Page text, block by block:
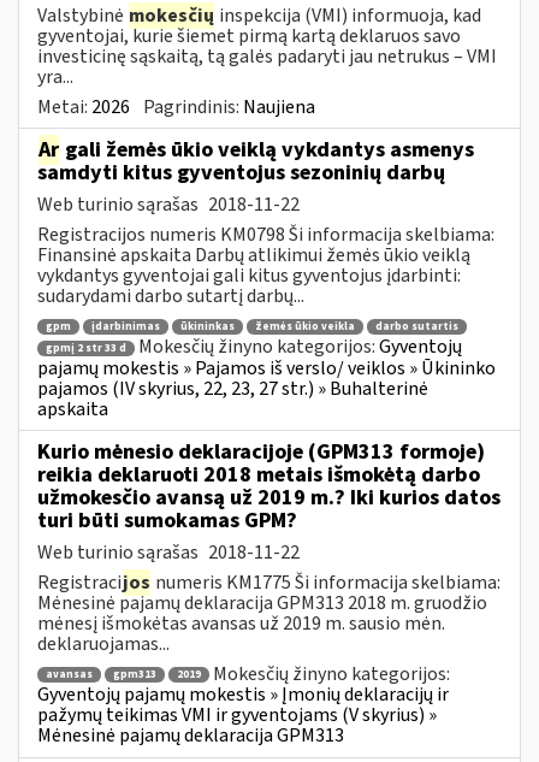
Valstybinė mokesčių inspekcija (VMI) informuoja, kad
gyventojai, kurie šiemet pirmą kartą deklaruos savo
investicinę sąskaitą, tą galės padaryti jau netrukus – VMI
yra...
Metai: 2026 Pagrindinis: Naujiena
Ar gali žemės ūkio veiklą vykdantys asmenys
samdyti kitus gyventojus sezoninių darbų
Web turinio sąrašas 2018-11-22
Registracijos numeris KM0798 Ši informacija skelbiama:
Finansinė apskaita Darbų atlikimui žemės ūkio veiklą
vykdantys gyventojai gali kitus gyventojus įdarbinti:
sudarydami darbo sutartį darbų...
gpm įdarbinimas ūkininkas žemės ūkio veikla
darbo sutartis
gpmį 2 str 33 d
Mokesčių žinyno kategorijos:Gyventojų
pajamų mokestis » Pajamos iš verslo/ veiklos » Ūkininko
pajamos (IV skyrius, 22, 23, 27 str.) » Buhalterinė
apskaita
Kurio mėnesio deklaracijoje (GPM313 formoje)
reikia deklaruoti 2018 metais išmokėtą darbo
užmokesčio avansą už 2019 m.? Iki kurios datos
turi būti sumokamas GPM?
Web turinio sąrašas 2018-11-22
Registracijos numeris KM1775 Ši informacija skelbiama:
Mėnesinė pajamų deklaracija GPM313 2018 m. gruodžio
mėnesį išmokėtas avansas už 2019 m. sausio mėn.
deklaruojamas...
avansas gpm313 2019
Mokesčių žinyno kategorijos:
Gyventojų pajamų mokestis » Įmonių deklaracijų ir
pažymų teikimas VMI ir gyventojams (V skyrius) »
Mėnesinė pajamų deklaracija GPM313